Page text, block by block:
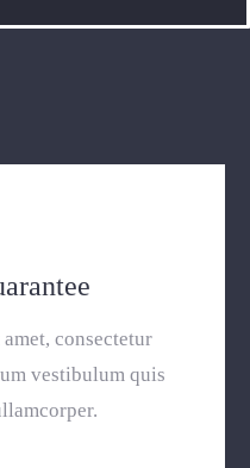
consectetur
vestibulum quis